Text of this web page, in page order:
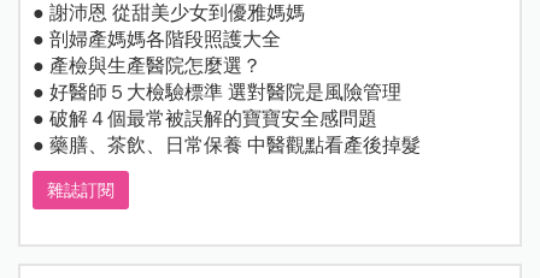
● 謝沛恩 從甜美少女到優雅媽媽
● 剖婦產媽媽各階段照護大全
● 產檢與生產醫院怎麼選？
● 好醫師５大檢驗標準 選對醫院是風險管理
● 破解４個最常被誤解的寶寶安全感問題
● 藥膳、茶飲、日常保養 中醫觀點看產後掉髮
雜誌訂閱